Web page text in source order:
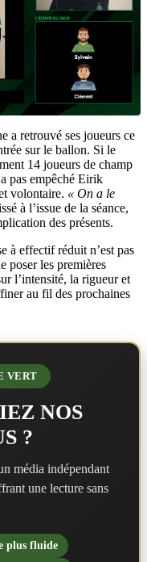
a retrouvé ses joueurs ce
sur le ballon. Si le
14 joueurs de champ
pas empêché Eirik
volontaire. « On a le
à l’issue de la séance,
des présents.
à effectif réduit n’est pas
poser les premières
l’intensité, la rigueur et
au fil des prochaines
VERT
NOS
?
média indépendant
une lecture sans
plus fluide